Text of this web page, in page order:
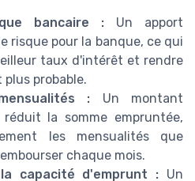
bancaire : Un apport
risque pour la banque, ce qui
taux d'intérêt et rendre
probable.
: Un montant
la somme empruntée,
les mensualités que
chaque mois.
capacité d'emprunt : Un